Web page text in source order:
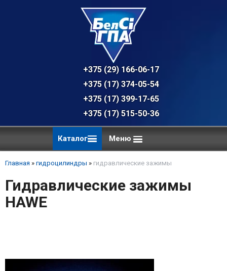
+375 (29) 166-06-17 - техническая
+375 (17) 374-05-54 - общий отдел,
+375 (17) 399-17-65
+375 (17) 515-50-36
Каталог Меню
Главная » гидроцилиндры » гидравлические зажимы
Гидравлические зажимы
HAWE